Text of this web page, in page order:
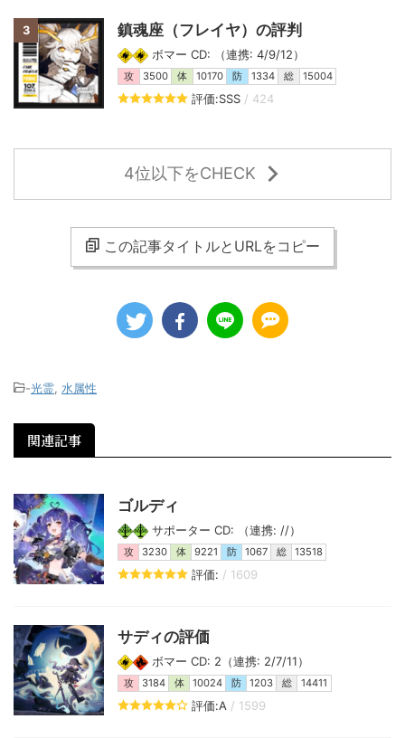
3 鎮魂座（フレイヤ）の評判
ボマー CD: （連携: 4/9/12）
攻 3500 体 10170 防 1334 総 15004
評価:SSS / 424
4位以下をCHECK
この記事タイトルとURLをコピー
-光霊 水属性
関連記事
ゴルディ
サポーター CD: （連携: //）
攻 3230 体 9221 防 1067 総 13518
評価: / 1609
サディの評価
ボマー CD: 2（連携: 2/7/11）
攻 3184 体 10024 防 1203 総 14411
評価:A / 1599